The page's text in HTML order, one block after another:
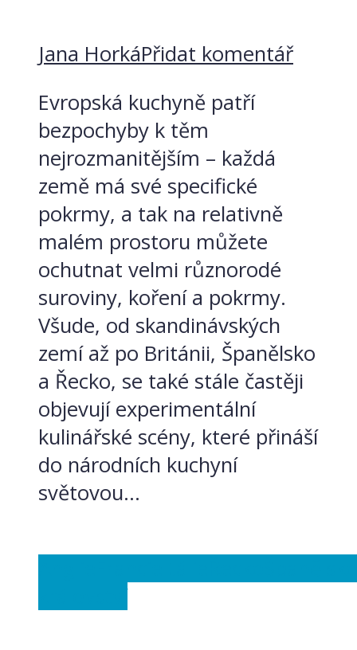
Jana HorkáPřidat komentář
Evropská kuchyně patří
bezpochyby k těm
nejrozmanitějším – každá
země má své specifické
pokrmy, a tak na relativně
malém prostoru můžete
ochutnat velmi různorodé
suroviny, koření a pokrmy.
Všude, od skandinávských
zemí až po Británii, Španělsko
a Řecko, se také stále častěji
objevují experimentální
kulinářské scény, které přináší
do národních kuchyní
světovou...